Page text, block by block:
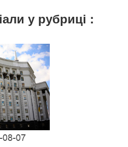
у рубриці :
08-07